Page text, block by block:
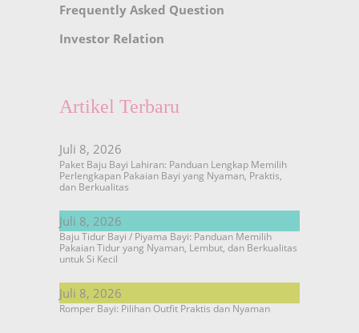
Frequently Asked Question
Investor Relation
Artikel Terbaru
Juli 8, 2026
Paket Baju Bayi Lahiran: Panduan Lengkap Memilih
Perlengkapan Pakaian Bayi yang Nyaman, Praktis,
dan Berkualitas
Juli 8, 2026
Baju Tidur Bayi / Piyama Bayi: Panduan Memilih
Pakaian Tidur yang Nyaman, Lembut, dan Berkualitas
untuk Si Kecil
Juli 8, 2026
Romper Bayi: Pilihan Outfit Praktis dan Nyaman